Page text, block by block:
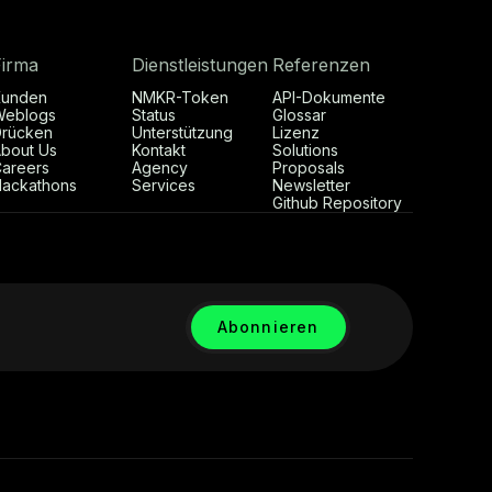
Us
Dienstleistungen
NMKR-Token
Status
Unterstützung
Kontakt
Agency
Services
Referenzen
API-Dokumente
Glossar
Lizenz
Solutions
Proposals
Newsletter
Github Repository